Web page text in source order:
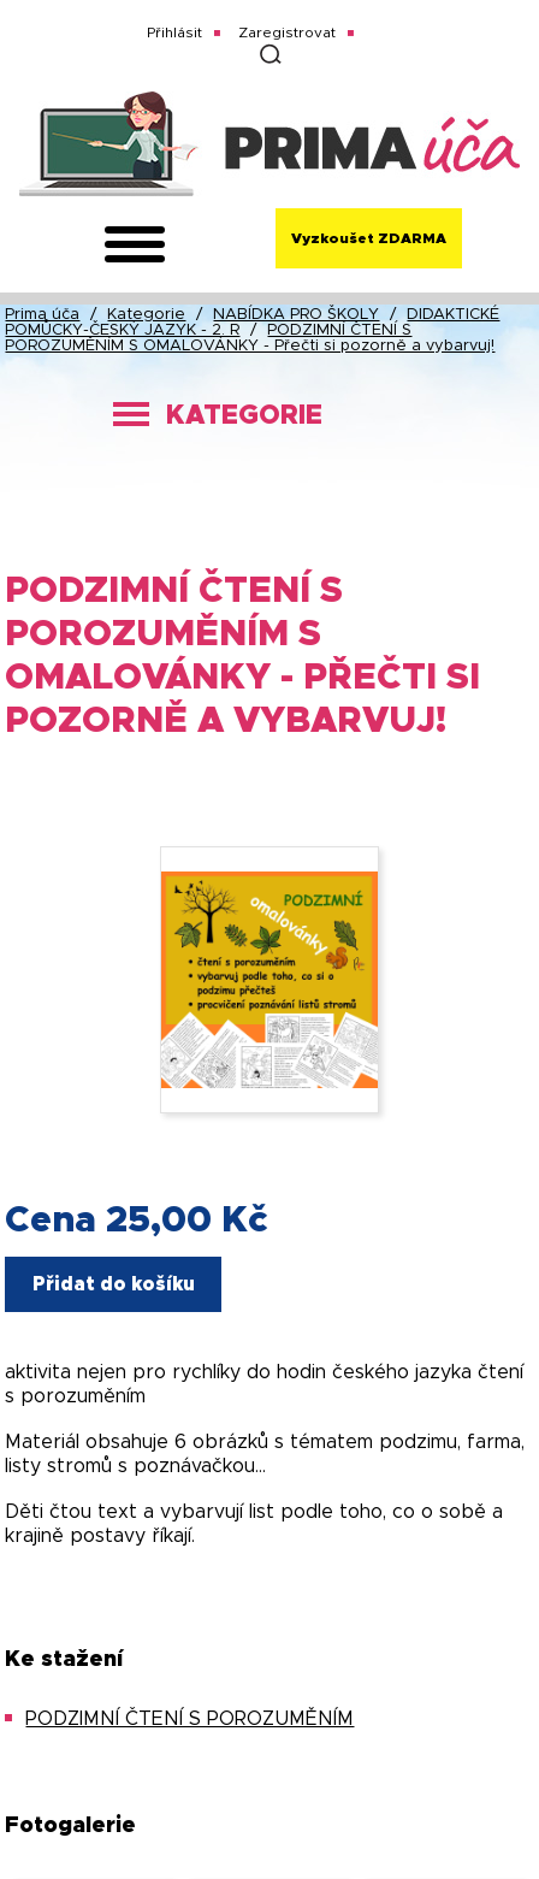
Přihlásit Zaregistrovat
Vyzkoušet ZDARMA
Prima úča / Kategorie / NABÍDKA PRO ŠKOLY /
DIDAKTICKÉ
POMŮCKY-ČESKÝ JAZYK - 2. R
/
PODZIMNÍ ČTENÍ S
POROZUMĚNÍM S OMALOVÁNKY - Přečti si pozorně a vybarvuj!
KATEGORIE
PODZIMNÍ ČTENÍ S
POROZUMĚNÍM S
OMALOVÁNKY - PŘEČTI SI
POZORNĚ A VYBARVUJ!
Cena 25,00 Kč
Přidat do košíku
aktivita nejen pro rychlíky do hodin českého jazyka čtení
s porozuměním
Materiál obsahuje 6 obrázků s tématem podzimu, farma,
listy stromů s poznávačkou...
Děti čtou text a vybarvují list podle toho, co o sobě a
krajině postavy říkají.
Ke stažení
PODZIMNÍ ČTENÍ S POROZUMĚNÍM
Fotogalerie